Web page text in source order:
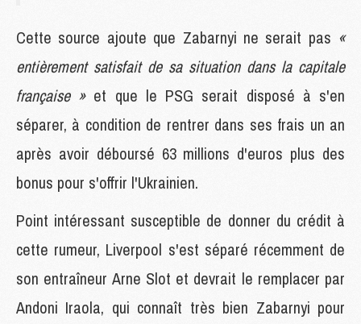
Cette source ajoute que Zabarnyi ne serait pas «
entièrement satisfait de sa situation dans la capitale
française »et que le PSG serait disposé à s'en
séparer, à condition de rentrer dans ses frais un an
après avoir déboursé 63 millions d'euros plus des
bonus pour s'offrir l'Ukrainien.
Point intéressant susceptible de donner du crédit à
cette rumeur, Liverpool s'est séparé récemment de
son entraîneur Arne Slot et devrait le remplacer par
Andoni Iraola, qui connaît très bien Zabarnyi pour